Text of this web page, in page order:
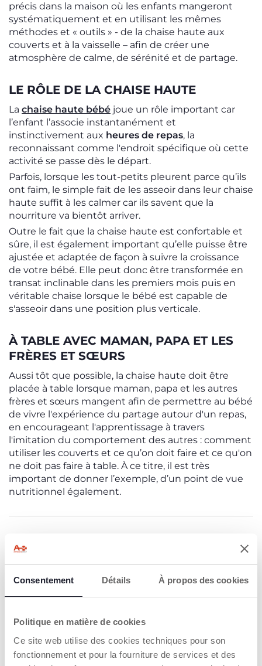
Consentement Détails À propos des cookies
Politique en matière de cookies
Ce site web utilise des cookies techniques pour son
fonctionnement et pour la fourniture de services et des
précis dans la maison où les enfants mangeront
systématiquement et en utilisant les mêmes
méthodes et « outils » - de la chaise haute aux
couverts et à la vaisselle – afin de créer une
atmosphère de calme, de sérénité et de partage.
LE RÔLE DE LA CHAISE HAUTE
La chaise haute bébé joue un rôle important car
l’enfant l’associe instantanément et
instinctivement aux heures de repas, la
reconnaissant comme l'endroit spécifique où cette
activité se passe dès le départ.
Parfois, lorsque les tout-petits pleurent parce qu’ils
ont faim, le simple fait de les asseoir dans leur chaise
haute suffit à les calmer car ils savent que la
nourriture va bientôt arriver.
Outre le fait que la chaise haute est confortable et
sûre, il est également important qu’elle puisse être
ajustée et adaptée de façon à suivre la croissance
de votre bébé. Elle peut donc être transformée en
transat inclinable dans les premiers mois puis en
véritable chaise lorsque le bébé est capable de
s'asseoir dans une position plus verticale.
À TABLE AVEC MAMAN, PAPA ET LES
FRÈRES ET SŒURS
Aussi tôt que possible, la chaise haute doit être
placée à table lorsque maman, papa et les autres
frères et sœurs mangent afin de permettre au bébé
de vivre l'expérience du partage autour d'un repas,
en encourageant l'apprentissage à travers
l'imitation du comportement des autres : comment
utiliser les couverts et ce qu’on doit faire et ce qu'on
ne doit pas faire à table. À ce titre, il est très
important de donner l’exemple, d’un point de vue
nutritionnel également.
dépenser sur notre site internet
E-mail
J’accepte les conditions depolitique de
confidentialité